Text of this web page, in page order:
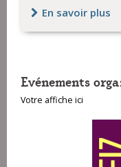
En savoir plus
Evénements
Votre affiche ici